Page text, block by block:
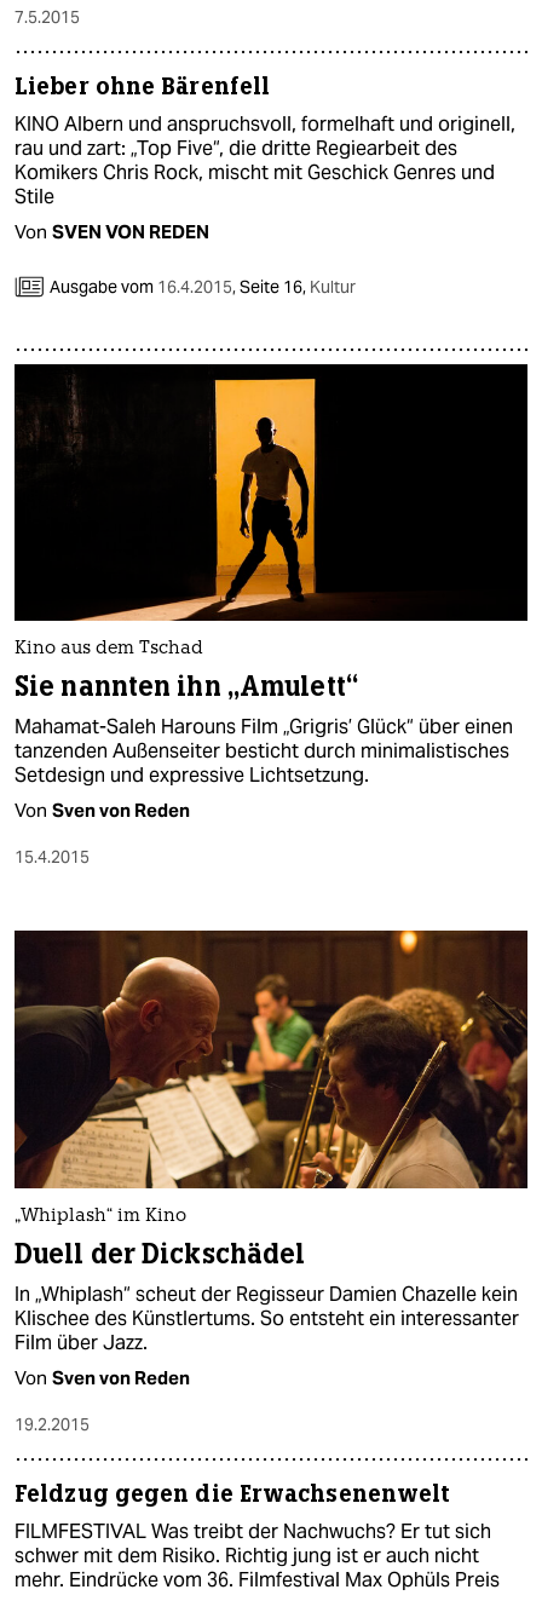
7.5.2015
Lieber ohne Bärenfell
KINO Albern und anspruchsvoll, formelhaft und originell,
rau und zart: „Top Five“, die dritte Regiearbeit des
Komikers Chris Rock, mischt mit Geschick Genres und
Stile
Von SVEN VON REDEN
Ausgabe vom 16.4.2015,Seite 16, Kultur
Kino aus dem Tschad
Sie nannten ihn „Amulett“
Mahamat-Saleh Harouns Film „Grigris’ Glück“ über einen
tanzenden Außenseiter besticht durch minimalistisches
Setdesign und expressive Lichtsetzung.
Von Sven von Reden
15.4.2015
„Whiplash“ im Kino
Duell der Dickschädel
In „Whiplash“ scheut der Regisseur Damien Chazelle kein
Klischee des Künstlertums. So entsteht ein interessanter
Film über Jazz.
Von Sven von Reden
19.2.2015
Feldzug gegen die Erwachsenenwelt
FILMFESTIVAL Was treibt der Nachwuchs? Er tut sich
schwer mit dem Risiko. Richtig jung ist er auch nicht
mehr. Eindrücke vom 36. Filmfestival Max Ophüls Preis